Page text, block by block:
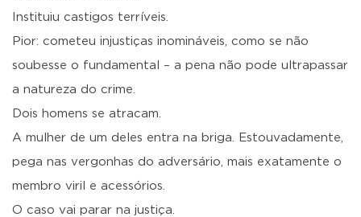
Instituiu castigos terríveis.
Pior: cometeu injustiças inomináveis, como se não
soubesse o fundamental – a pena não pode ultrapassar
a natureza do crime.
Dois homens se atracam.
A mulher de um deles entra na briga. Estouvadamente,
pega nas vergonhas do adversário, mais exatamente o
membro viril e acessórios.
O caso vai parar na justiça.